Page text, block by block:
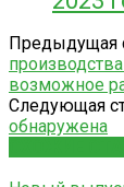
Предыдущая
возможное
Следующая
обнаружена